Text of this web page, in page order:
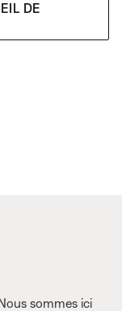
DE
sommes ici